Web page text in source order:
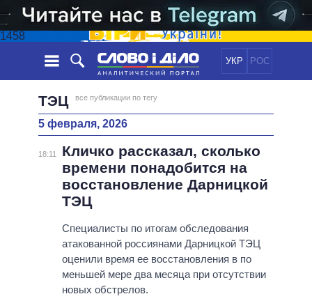
1458
УКР РОС
НОВОСТИ
ЛЕНТА
СОБЫТИЯ
СТАТЬИ
МНЕНИЯ
ОБЗОРЫ
ДАЙДЖЕСТЫ
ЭКОНОМИКА
ОБЩЕСТВО
МИР
ОБЕЩАНИЯ
ПОЛИТИКИ
ВСЕ ПОЛИТИКИ
ПРЕЗИДЕНТ И ОФИС
ВЕРХОВНАЯ РАДА
КАБИНЕТ МИНИСТРОВ
ГЛАВЫ ОБЛАДМИНИСТРАЦИЙ
МЭРЫ
ИНФОГРАФИКА
ПОДДЕРЖАТЬ
СРАВНЕНИЕ ПОЛИТИКОВ
ТЭЦ все публикации по тегу
5 февраля, 2026
18:11
Кличко рассказал, сколько
времени понадобится на
восстановление Дарницкой
ТЭЦ
Специалисты по итогам обследования
атакованной россиянами Дарницкой ТЭЦ
оценили время ее восстановления в по
меньшей мере два месяца при отсутствии
новых обстрелов.